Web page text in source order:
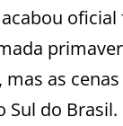
oficial
mas as
Sul do